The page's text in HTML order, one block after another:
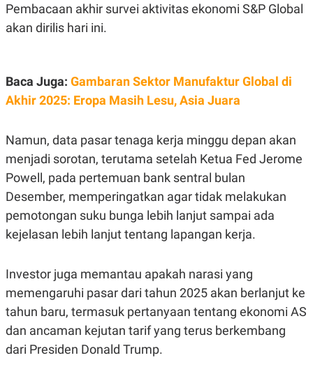
P
E
E
R
T
N
E
D
I
A
I
D
OF
PEDOMAN
PEMBERITAAN
SIBER
POLICY
Pembacaan akhir survei aktivitas ekonomi S&P Global
akan dirilis hari ini.
Baca Juga: Gambaran Sektor Manufaktur Global di
Akhir 2025: Eropa Masih Lesu, Asia Juara
Namun, data pasar tenaga kerja minggu depan akan
menjadi sorotan, terutama setelah Ketua Fed Jerome
Powell, pada pertemuan bank sentral bulan
Desember, memperingatkan agar tidak melakukan
pemotongan suku bunga lebih lanjut sampai ada
kejelasan lebih lanjut tentang lapangan kerja.
Investor juga memantau apakah narasi yang
memengaruhi pasar dari tahun 2025 akan berlanjut ke
tahun baru, termasuk pertanyaan tentang ekonomi AS
dan ancaman kejutan tarif yang terus berkembang
dari Presiden Donald Trump.